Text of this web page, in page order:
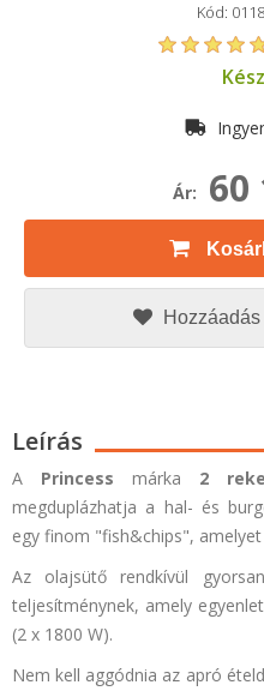
Kód:
Ár: 60
Leírás
A Princess márka 2
megduplázhatja a hal- és
egy finom "fish&chips",
Az olajsütő rendkívül
teljesítménynek, amely
(2 x 1800 W).
Nem kell aggódnia az apró